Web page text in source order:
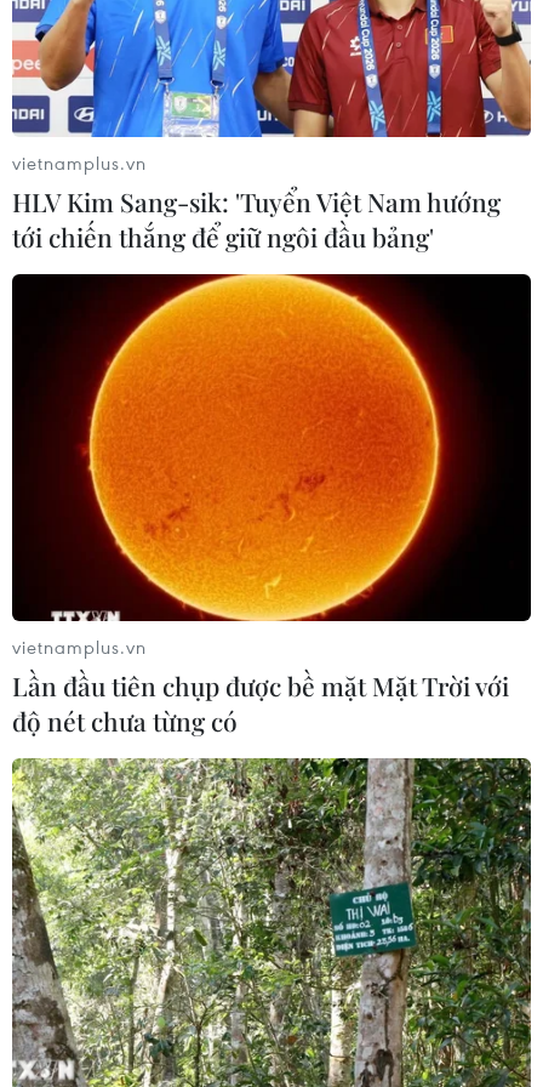
#COVID-19 #Xuất khẩu nông sản
#Giá cà rốt
#Hàng xuất khẩu
Hải Dương
TP. Hải Phòng
Theo dõi VietnamPlus
TIN LIÊN QUAN
vietnamplus.vn
HLV Kim Sang-sik: 'Tuyển Việt Nam hướng
tới chiến thắng để giữ ngôi đầu bảng'
vietnamplus.vn
Lần đầu tiên chụp được bề mặt Mặt Trời với
độ nét chưa từng có